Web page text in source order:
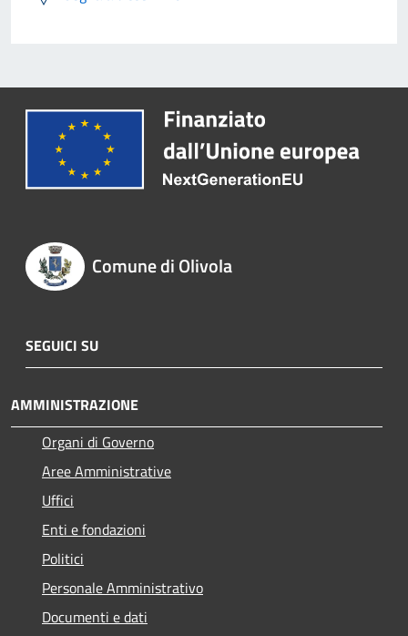
Comune di Olivola
SEGUICI SU
AMMINISTRAZIONE
Organi di Governo
Aree Amministrative
Uffici
Enti e fondazioni
Politici
Personale Amministrativo
Documenti e dati